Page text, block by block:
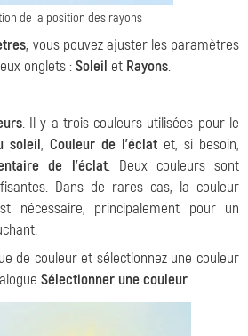
de la position des rayons
, vous pouvez ajuster les paramètres
onglets :Soleil et Rayons.
. Il y a trois couleurs utilisées pour le
soleil, Couleur de l'éclat et, si besoin,
de l'éclat. Deux couleurs sont
Dans de rares cas, la couleur
nécessaire, principalement pour un
de couleur et sélectionnez une couleur
Sélectionner une couleur.